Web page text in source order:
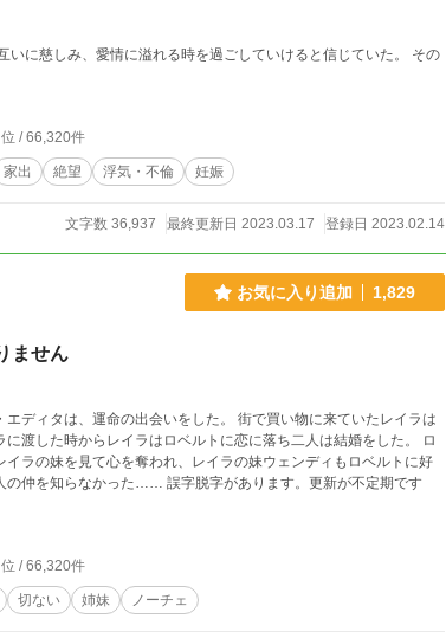
に慈しみ、愛情に溢れる時を過ごしていけると信じていた。 その
位 / 66,320件
家出 絶望 浮気・不倫 妊娠
文字数 36,937 最終更新日 2023.03.17 登録日 2023.02.14
お気に入り追加 1,829
ません
ディタは、運命の出会いをした。 街で買い物に来ていたレイラは
渡した時からレイラはロベルトに恋に落ち二人は結婚をした。 ロ
ラの妹を見て心を奪われ、レイラの妹ウェンディもロベルトに好
字があります。更新が不定期です
位 / 66,320件
切ない 姉妹 ノーチェ